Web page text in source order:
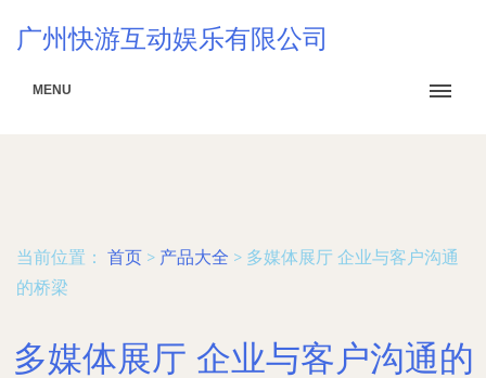
广州快游互动娱乐有限公司
MENU
当前位置： 首页 > 产品大全 > 多媒体展厅 企业与客户沟通
的桥梁
多媒体展厅 企业与客户沟通的